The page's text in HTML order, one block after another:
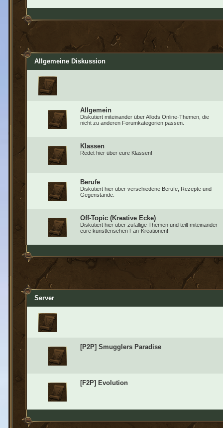
Allgemeine Diskussion
Allgemein
Diskutiert miteinander über Allods Online-Themen, die
nicht zu anderen Forumkategorien passen.
Klassen
Redet hier über eure Klassen!
Berufe
Diskutiert hier über verschiedene Berufe, Rezepte und
Gegenstände.
Off-Topic (Kreative Ecke)
Diskutiert hier über zufällige Themen und teilt miteinander
eure künstlerischen Fan-Kreationen!
Server
[P2P] Smugglers Paradise
[F2P] Evolution